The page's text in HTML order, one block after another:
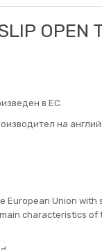
OPEN
в ЕС.
на
European Union
characteristics